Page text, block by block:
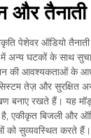
और
पेशेवर ऑडियो
अन्य घटकों के साथ
की आवश्यकताओं के
तेज़ और सुरक्षित
रखते हैं। यह
एकीकृत बिजली और
को सुव्यवस्थित करते